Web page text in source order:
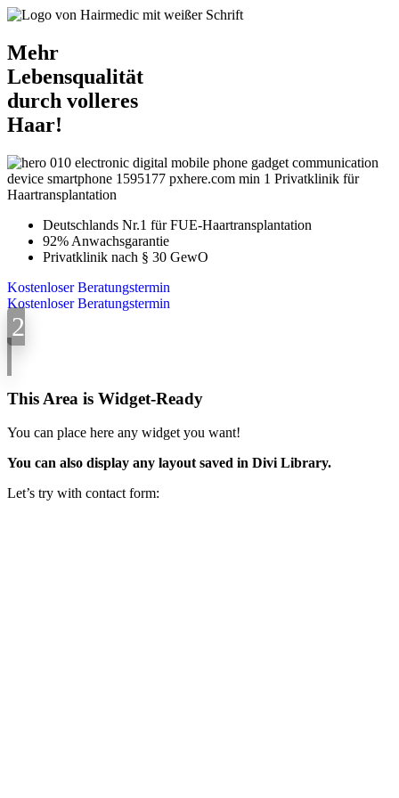
Mehr
Lebensqualität
durch volleres
Haar!
Deutschlands Nr.1 für FUE-Haartransplantation
92% Anwachsgarantie
Privatklinik nach § 30 GewO
Kostenloser Beratungstermin
Kostenloser Beratungstermin
This Area is Widget-Ready
You can place here any widget you want!
You can also display any layout saved in Divi Library.
Let’s try with contact form: